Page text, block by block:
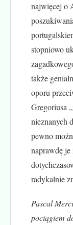
najwięcej o
stopniowo
także
oporu
Gregoriusa
nieznanych
pewno
naprawdę
radykalnie
Pascal
pociągiem